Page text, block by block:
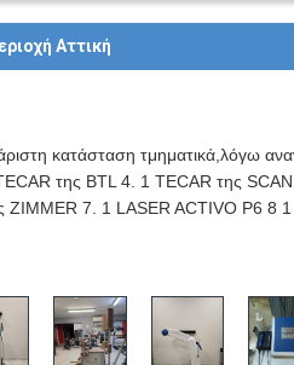
Aττική
κατάσταση τμηματικά,λόγω
της BTL 4. 1 TECAR της
7. 1 LASER ACTIVO P6 8 1